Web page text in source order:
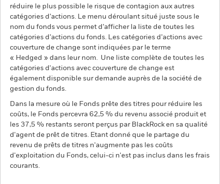
réduire le plus possible le risque de contagion aux autres
catégories d’actions. Le menu déroulant situé juste sous le
nom du fonds vous permet d’afficher la liste de toutes les
catégories d’actions du fonds. Les catégories d’actions avec
couverture de change sont indiquées par le terme
« Hedged » dans leur nom. Une liste complète de toutes les
catégories d'actions avec couverture de change est
également disponible sur demande auprès de la société de
gestion du fonds.
Dans la mesure où le Fonds prête des titres pour réduire les
coûts, le Fonds percevra 62,5 % du revenu associé produit et
les 37,5 % restants seront perçus par BlackRock en sa qualité
d'agent de prêt de titres. Etant donné que le partage du
revenu de prêts de titres n'augmente pas les coûts
d'exploitation du Fonds, celui-ci n'est pas inclus dans les frais
courants.